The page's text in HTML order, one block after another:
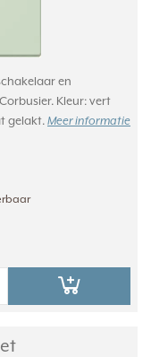
en
Kleur: vert
gelakt. Meer informatie